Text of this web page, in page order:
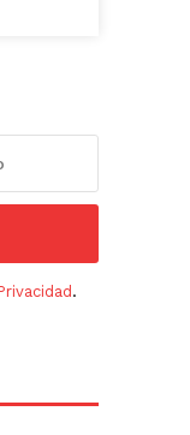
.